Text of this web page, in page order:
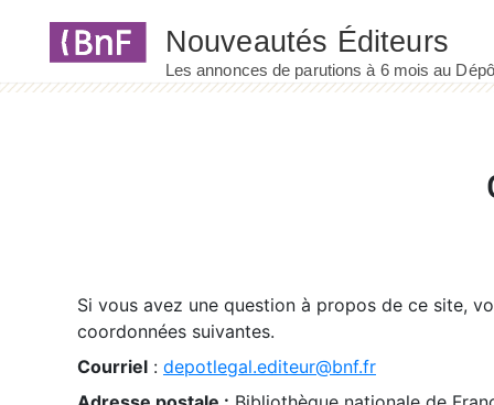
Si vous avez une question à propos de ce site,
coordonnées suivantes.
Courriel : depotlegal.editeur@bnf.fr